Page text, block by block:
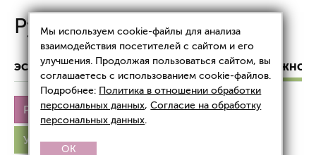
Рубец на промежности
ЭСТЕТИЧЕСКАЯ ГИНЕКОЛОГИЯ РУБЕЦ НА
Рубец на промежности
Удаление рубцов промежности
Мы используем cookie-файлы для анализа
взаимодействия посетителей с сайтом и его
улучшения. Продолжая пользоваться сайтом, вы
соглашаетесь с использованием cookie-файлов.
Подробнее: Политика в отношении обработки
персональных данных,Согласие на обработку
персональных данных.
OK